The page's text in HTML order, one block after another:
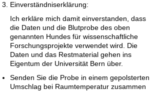
Einverständniserklärung:
Ich erkläre mich damit einverstanden, dass
die Daten und die Blutprobe des oben
genannten Hundes für wissenschaftliche
Forschungsprojekte verwendet wird. Die
Daten und das Restmaterial gehen ins
Eigentum der Universität Bern über.
Senden Sie die Probe in einem gepolsterten
Umschlag bei Raumtemperatur zusammen